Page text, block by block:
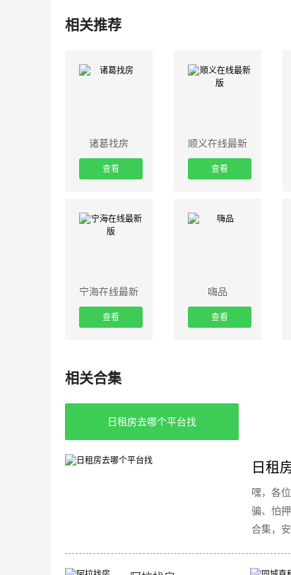
相关推荐
诸葛找房
查看
顺义在线最新
查看
宁海在线最新
查看
嗨品
查看
相关合集
日租房去哪个平台找
日租
嘿，各
骗、怕
合集，安